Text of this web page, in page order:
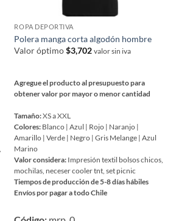
de
producto
ROPA DEPORTIVA
Polera manga corta algodón hombre
Valor óptimo$3,702 valor sin iva
Agregue el producto al presupuesto para
obtener valor por mayor o menor cantidad
Tamaño:XS a XXL
Colores: Blanco | Azul | Rojo | Naranjo |
Amarillo | Verde | Negro | Gris Melange | Azul
Marino
Valor considera: Impresión textil bolsos chicos,
mochilas, neceser cooler tnt, set picnic
Tiempos de producción de 5-8 días hábiles
Envíos por pagar a todo Chile